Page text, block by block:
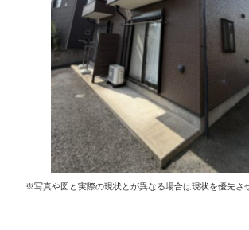
※写真や図と実際の現状とが異なる場合は現状を優先さ